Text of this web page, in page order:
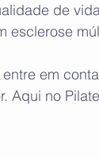
de
esclerose
em
Aqui no